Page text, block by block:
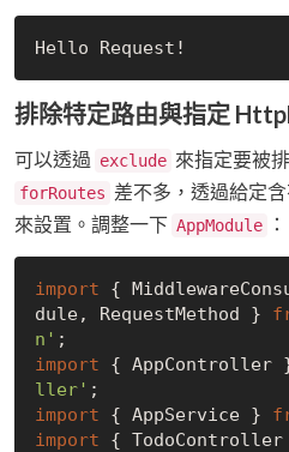
排除特定路由與指定
可以透過 exclude 來指定要被
forRoutes 差不多，透過給定
來設置。調整一下 AppModule ：
import {
dule, RequestMethod }
n'
import { AppController
ller'
import { AppService }
import {